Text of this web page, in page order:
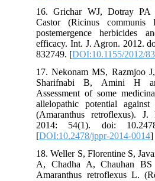
16. Grichar WJ, Dotray
Castor (Ricinus
postemergence
efficacy. Int. J. Agron.
832749. [DOI:10.1155/
17. Nekonam MS,
Sharifnabi B, Amini
Assessment of some
allelopathic potential
(Amaranthus
2014: 54(1). doi:
[DOI:10.2478/jppr-2014-
18. Weller S, Florentine S,
A, Chadha A, Chauhan
Amaranthus retroflexus L.